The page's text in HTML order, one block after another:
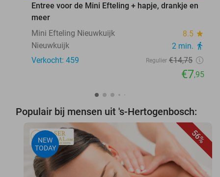
Entree voor de Mini Efteling + hapje, drankje en
meer
Mini Efteling Nieuwkuijk
8.5 star
Nieuwkuijk 2 min. directions_walk
Verkocht: 459 Regulier €14,75
€7,95
Populair bij mensen uit 's-Hertogenbosch:
56%
NEW
TODAY